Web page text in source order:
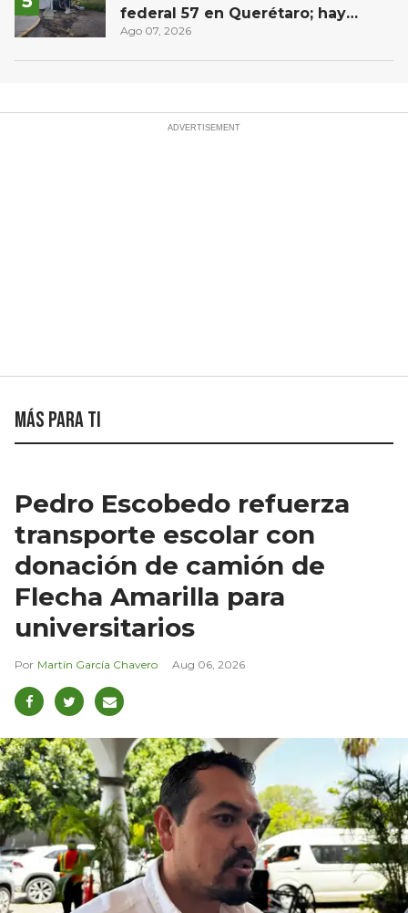
federal 57 en Querétaro; hay
derrame de combustible
Ago 07, 2026
Más para ti
Pedro Escobedo refuerza
transporte escolar con
donación de camión de
Flecha Amarilla para
universitarios
Martín García Chavero Aug 06, 2026